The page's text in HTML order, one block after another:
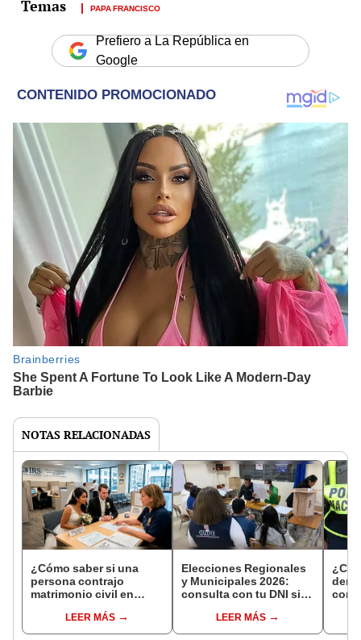
PAPA FRANCISCO
Prefiero a La República en
Google
NOTAS RELACIONADAS
¿Cómo saber si una
persona contrajo
matrimonio civil en
LEER MÁS
Elecciones Regionales
y Municipales 2026:
consulta con tu DNI si
de mesa para este 4 de
octubre en el link oficial
LEER MÁS
con